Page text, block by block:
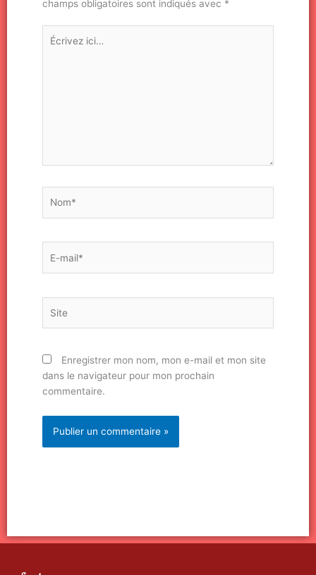
champs obligatoires sont indiqués avec *
Écrivez
ici…
mail*
Enregistrer mon nom, mon e-mail et mon site
dans le navigateur pour mon prochain
commentaire.